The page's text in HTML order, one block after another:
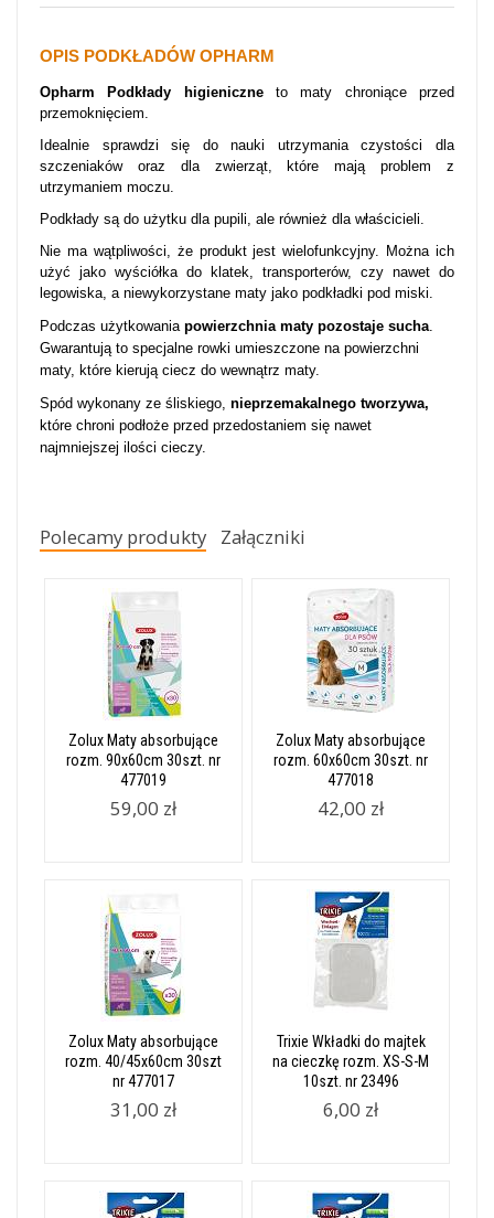
OPIS PODKŁADÓW OPHARM
Opharm Podkłady higieniczne to maty chroniące przed
przemoknięciem.
Idealnie sprawdzi się do nauki utrzymania czystości dla
szczeniaków oraz dla zwierząt, które mają problem z
utrzymaniem moczu.
Podkłady są do użytku dla pupili, ale również dla właścicieli.
Nie ma wątpliwości, że produkt jest wielofunkcyjny. Można ich
użyć jako wyściółka do klatek, transporterów, czy nawet do
legowiska, a niewykorzystane maty jako podkładki pod miski.
Podczas użytkowania powierzchnia maty pozostaje sucha.
Gwarantują to specjalne rowki umieszczone na powierzchni
maty, które kierują ciecz do wewnątrz maty.
Spód wykonany ze śliskiego, nieprzemakalnego tworzywa,
które chroni podłoże przed przedostaniem się nawet
najmniejszej ilości cieczy.
Polecamy produkty Załączniki
Zolux Maty absorbujące
rozm. 90x60cm 30szt. nr
477019
59,00 zł
Zolux Maty absorbujące
rozm. 60x60cm 30szt. nr
477018
42,00 zł
Zolux Maty absorbujące
rozm. 40/45x60cm 30szt
nr 477017
31,00 zł
Trixie Wkładki do majtek
na cieczkę rozm. XS-S-M
10szt. nr 23496
6,00 zł